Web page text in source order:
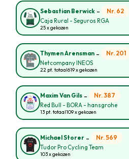
Sebastian Berwick - Nr. 62
Caja Rural - Seguros RGA
25 x gekozen
Thymen Arensman - Nr. 201
Netcompany INEOS
22 pt. totaal619 x gekozen
Maxim Van Gils - Nr. 387
Red Bull - BORA - hansgrohe
13 pt. totaal109 x gekozen
Michael Storer - Nr. 569
Tudor Pro Cycling Team
103 x gekozen